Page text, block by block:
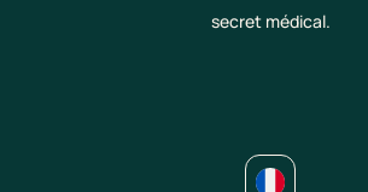
secret médical.